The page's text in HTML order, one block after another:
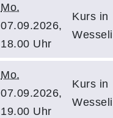
Mo.
07.09.2026,
18.00 Uhr
Kurs in
Mo.
07.09.2026,
19.00 Uhr
Kurs in